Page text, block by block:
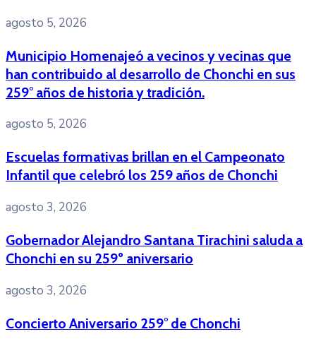
agosto 5, 2026
Municipio Homenajeó a vecinos y vecinas que
han contribuido al desarrollo de Chonchi en sus
259° años de historia y tradición.
agosto 5, 2026
Escuelas formativas brillan en el Campeonato
Infantil que celebró los 259 años de Chonchi
agosto 3, 2026
Gobernador Alejandro Santana Tirachini saluda a
Chonchi en su 259º aniversario
agosto 3, 2026
Concierto Aniversario 259° de Chonchi